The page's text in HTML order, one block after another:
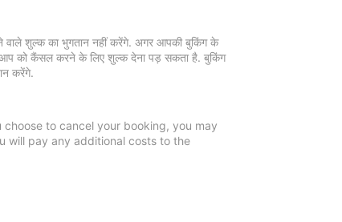
शुल्क का भुगतान नहीं करेंगे. अगर आपकी बुकिंग के
आप को कैंसल करने के लिए शुल्क देना पड़ सकता है. बुकिंग
करेंगे.
choose to cancel your booking, you may
will pay any additional costs to the